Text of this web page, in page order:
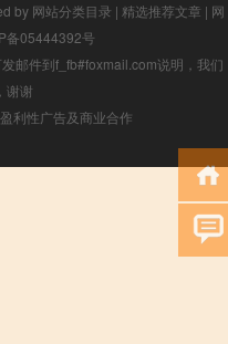
by 网站分类目录 | 精选推荐文章 | 网
备05444392号
邮件到f_fb#foxmail.com说明，我们
谢谢
利性广告及商业合作